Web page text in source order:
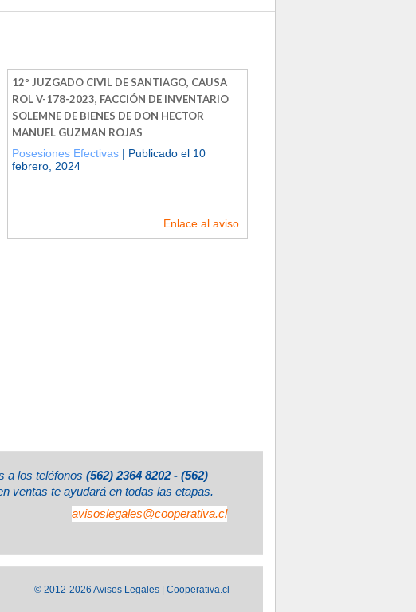
12º JUZGADO CIVIL DE SANTIAGO, CAUSA
ROL V-178-2023, FACCIÓN DE INVENTARIO
SOLEMNE DE BIENES DE DON HECTOR
MANUEL GUZMAN ROJAS
Posesiones Efectivas | Publicado el 10
febrero, 2024
Enlace al aviso
avisoslegales@cooperativa.cl
a los teléfonos (562) 2364 8202 - (562)
ventas te ayudará en todas las etapas.
© 2012-2026 Avisos Legales | Cooperativa.cl